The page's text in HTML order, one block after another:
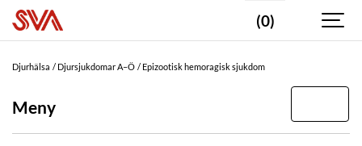
(0)
Djurhälsa Djursjukdomar A–Ö Epizootisk hemoragisk sjukdom
Meny